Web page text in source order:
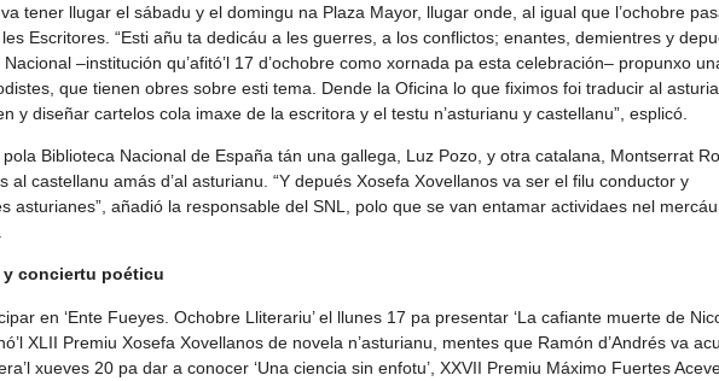
tener llugar el sábadu y el domingu na Plaza Mayor, llugar onde, al igual que l’ochobre
Escritores. “Esti añu ta dedicáu a les guerres, a los conflictos; enantes, demientres y
–institución qu’afitó’l 17 d’ochobre como xornada pa esta celebración– propunxo
que tienen obres sobre esti tema. Dende la Oficina lo que fiximos foi traducir al
y diseñar cartelos cola imaxe de la escritora y el testu n’asturianu y castellanu”, esplicó.
Biblioteca Nacional de España tán una gallega, Luz Pozo, y otra catalana, Montserrat
al castellanu amás d’al asturianu. “Y depués Xosefa Xovellanos va ser el filu conductor y
asturianes”, añadió la responsable del SNL, polo que se van entamar actividaes nel
conciertu poéticu
en ‘Ente Fueyes. Ochobre Lliterariu’ el llunes 17 pa presentar ‘La cafiante muerte de
XLII Premiu Xosefa Xovellanos de novela n’asturianu, mentes que Ramón d’Andrés va
xueves 20 pa dar a conocer ‘Una ciencia sin enfotu’, XXVII Premiu Máximo Fuertes